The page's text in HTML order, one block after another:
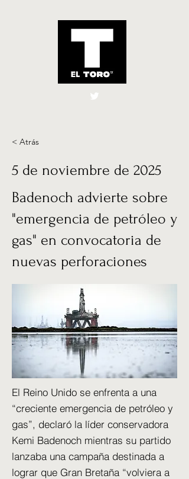
El Toro España
< Atrás
5 de noviembre de 2025
Badenoch advierte sobre
"emergencia de petróleo y
gas" en convocatoria de
nuevas perforaciones
El Reino Unido se enfrenta a una
“creciente emergencia de petróleo y
gas”, declaró la líder conservadora
Kemi Badenoch mientras su partido
lanzaba una campaña destinada a
lograr que Gran Bretaña “volviera a